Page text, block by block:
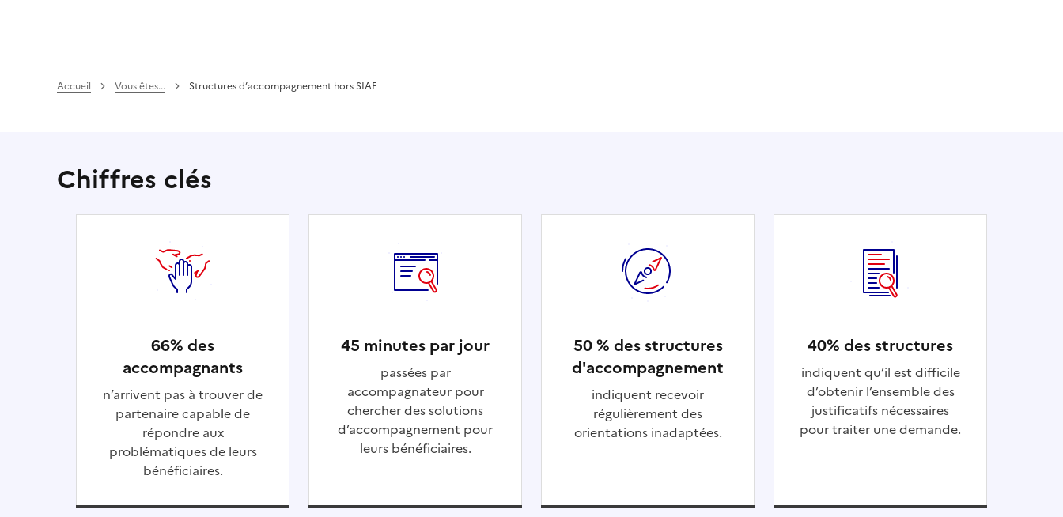
Accueil Vous êtes... Structures d’accompagnement hors SIAE
Chiffres clés
66% des
accompagnants
n’arrivent pas à trouver de
partenaire capable de
répondre aux
problématiques de leurs
bénéficiaires.
45 minutes par jour
passées par
accompagnateur pour
chercher des solutions
d’accompagnement pour
leurs bénéficiaires.
50 % des structures
d'accompagnement
indiquent recevoir
régulièrement des
orientations inadaptées.
40% des structures
indiquent qu’il est difficile
d’obtenir l’ensemble des
justificatifs nécessaires
pour traiter une demande.